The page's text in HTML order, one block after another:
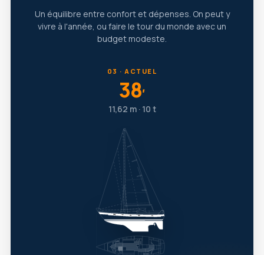
Un équilibre entre confort et dépenses. On peut y
vivre à l'année, ou faire le tour du monde avec un
budget modeste.
03 · ACTUEL
38′
11,62 m · 10 t